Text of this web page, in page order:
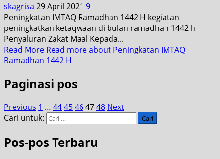
skagrisa 29 April 2021 9
Peningkatan IMTAQ Ramadhan 1442 H kegiatan
peningkatkan ketaqwaan di bulan ramadhan 1442 h
Penyaluran Zakat Maal Kepada...
Read More Read more about Peningkatan IMTAQ
Ramadhan 1442 H
Paginasi pos
Previous 1 … 4445464748 Next
Cari untuk:
Pos-pos Terbaru